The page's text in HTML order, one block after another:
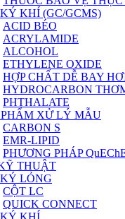
KHÍ (GC/GCMS)
ACID BÉO
ACRYLAMIDE
ALCOHOL
ETHYLENE OXIDE
HỢP CHẤT DỄ BAY
HYDROCARBON
PHTHALATE
PHẨM XỬ LÝ MẪU
CARBON S
EMR-LIPID
PHƯƠNG PHÁP
THUẬT
LỎNG
CỘT LC
QUICK CONNECT
KHÍ